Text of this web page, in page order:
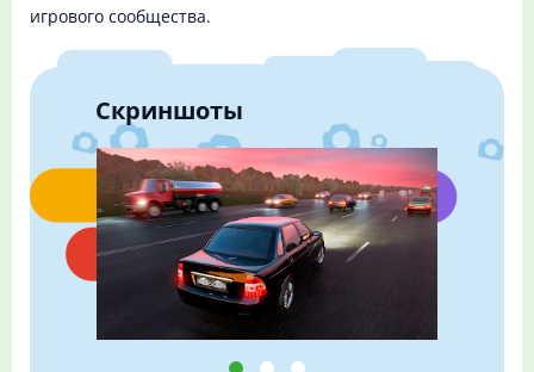
игрового сообщества.
Скриншоты